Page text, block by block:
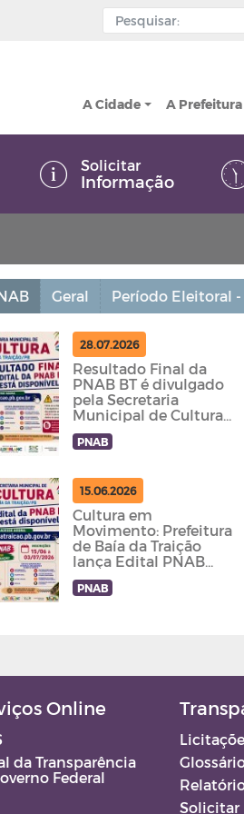
A Cidade A Prefeitura
Solicitar
Informação
Geral Período Eleitoral
28.07.2026
Resultado Final da
PNAB BT é divulgado
pela Secretaria
Municipal de Cultura
de Baía da Traição - PB
PNAB
15.06.2026
Cultura em
Movimento: Prefeitura
de Baía da Traição
lança Edital PNAB
2026 com
investimento de R$
PNAB
Online
da Transparência
Federal
Solicitar